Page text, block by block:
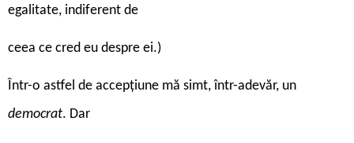
egalitate, indiferent de
ceea ce cred eu despre ei.)
Într-o astfel de accepțiune mă simt, într-adevăr, un
democrat. Dar